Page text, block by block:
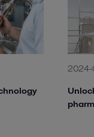
2024-